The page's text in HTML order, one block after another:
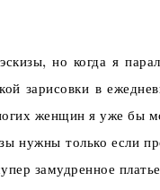
но когда я
зарисовки в
женщин я уже бы
только если
замудренное